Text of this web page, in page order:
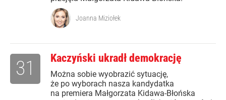
Joanna Miziołek
Kaczyński ukradł demokrację
Można sobie wyobrazić sytuację,
że po wyborach nasza kandydatka
na premiera Małgorzata Kidawa-Błońska
31